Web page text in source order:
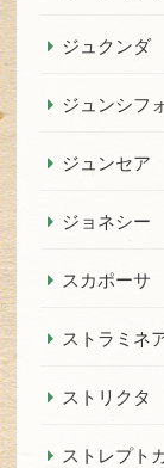
ジュクンダ
ジュンシフ
ジュンセア
ジョネシー
スカポーサ
ストラミネ
ストリクタ
ストレプト